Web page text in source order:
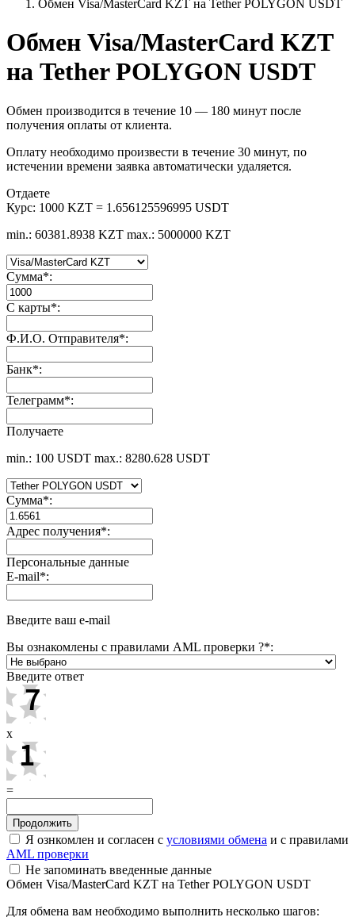
Обмен Visa/MasterCard KZT на Tether POLYGON USDT
Обмен Visa/MasterCard KZT
на Tether POLYGON USDT
Обмен производится в течение 10 — 180 минут после
получения оплаты от клиента.
Оплату необходимо произвести в течение 30 минут, по
истечении времени заявка автоматически удаляется.
Отдаете
Курс: 1000 KZT = 1.656125596995 USDT
min.: 60381.8938 KZT max.: 5000000 KZT
Сумма*:
С карты*:
Ф.И.О. Отправителя*:
Банк*:
Телеграмм*:
Получаете
min.: 100 USDT max.: 8280.628 USDT
Сумма*:
Адрес получения*:
Персональные данные
E-mail*:
Введите ваш e-mail
Вы ознакомлены с правилами AML проверки ?*:
Введите ответ
x
=
Я ознкомлен и согласен с условиями обмена и с правилами
AML проверки
Не запоминать введенные данные
Обмен Visa/MasterCard KZT на Tether POLYGON USDT
Для обмена вам необходимо выполнить несколько шагов: